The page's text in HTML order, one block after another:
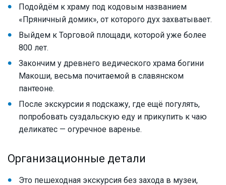
Подойдём к храму под кодовым названием
«Пряничный домик», от которого дух захватывает.
Выйдем к Торговой площади, которой уже более
800 лет.
Закончим у древнего ведического храма богини
Макоши, весьма почитаемой в славянском
пантеоне.
После экскурсии я подскажу, где ещё погулять,
попробовать суздальскую еду и прикупить к чаю
деликатес — огуречное варенье.
Организационные детали
Это пешеходная экскурсия без захода в музеи,